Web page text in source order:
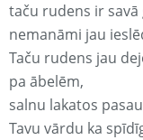
taču rudens ir savā
nemanāmi jau
Taču rudens jau
pa ābelēm,
salnu lakatos
Tavu vārdu ka